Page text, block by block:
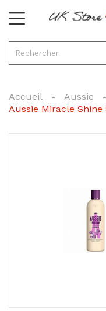
Accueil
Aussie
Aussie Miracle